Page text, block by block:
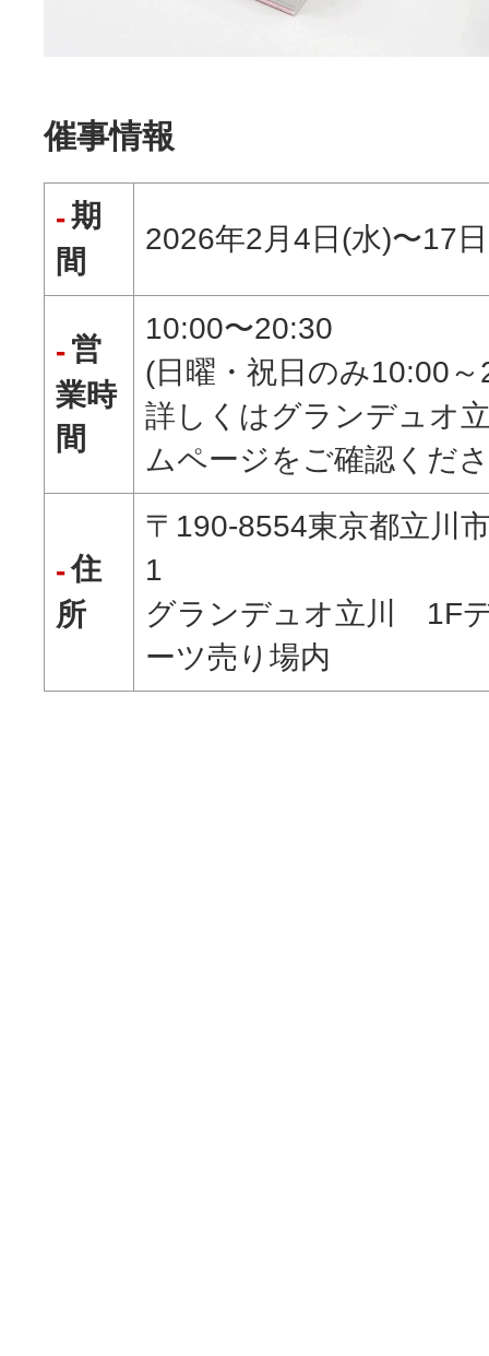
催事情報
期
間
2026年2月4日(水)〜17
営
業時
間
10:00〜20:30
(日曜・祝日のみ10:00～
詳しくはグランデュオ
ムページをご確認くだ
住
所
〒190-8554東京都立川
1
グランデュオ立川 1F
ーツ売り場内